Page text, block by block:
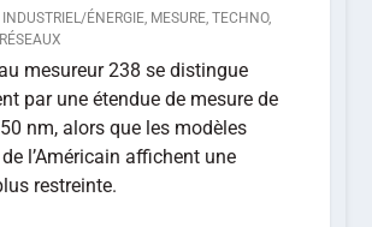
INDUSTRIEL/ÉNERGIE, MESURE, TECHNO,
mesureur 238 se distingue
par une étendue de mesure de
nm, alors que les modèles
l’Américain affichent une
restreinte.